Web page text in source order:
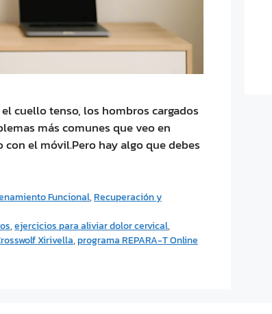
cuello tenso, los hombros cargados
más comunes que veo en
el móvil.Pero hay algo que debes
Funcional,Recuperación y
,ejercicios para aliviar dolor cervical,
Xirivella,programa REPARA-T Online